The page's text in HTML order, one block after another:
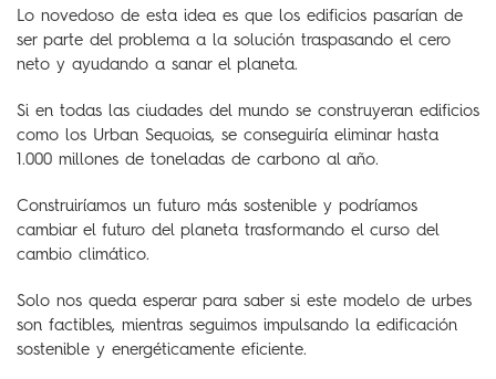
Lo novedoso de esta idea es que los edificios pasarían de
ser parte del problema a la solución traspasando el cero
neto y ayudando a sanar el planeta.
Si en todas las ciudades del mundo se construyeran edificios
como los Urban Sequoias, se conseguiría eliminar hasta
1.000 millones de toneladas de carbono al año.
Construiríamos un futuro más sostenible y podríamos
cambiar el futuro del planeta trasformando el curso del
cambio climático.
Solo nos queda esperar para saber si este modelo de urbes
son factibles, mientras seguimos impulsando la edificación
sostenible y energéticamente eficiente.